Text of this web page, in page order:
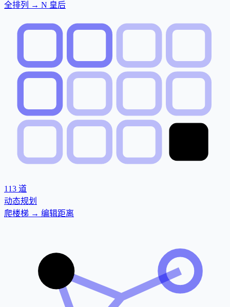
全排列 → N 皇后
113 道
动态规划
爬楼梯 → 编辑距离